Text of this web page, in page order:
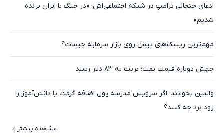
ادعای جنجالی ترامپ در شبکه اجتماعی‌اش؛ «در جنگ با ایران برنده
شدیم»
مهم‌ترین ریسک‌های پیش روی بازار سرمایه چیست؟
جهش دوباره قیمت نفت؛ برنت به ۸۳ دلار رسید
والدین بخوانند؛ اگر سرویس مدرسه پول اضافه گرفت یا دانش‌آموز را
زود برد چه کنند؟
مشاهده بیشتر